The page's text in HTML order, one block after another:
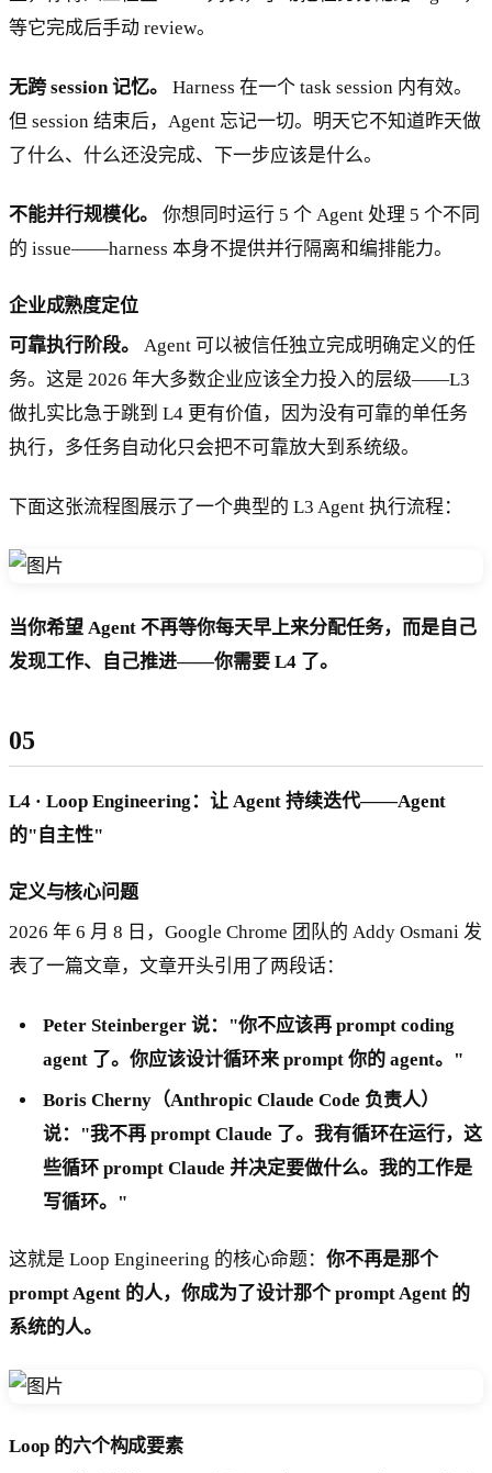
等它完成后手动 review。
无跨 session 记忆。
Harness 在一个 task session 内有效。
但 session 结束后，Agent 忘记一切。明天它不知道昨天做
了什么、什么还没完成、下一步应该是什么。
不能并行规模化。
你想同时运行 5 个 Agent 处理 5 个不同
的 issue——harness 本身不提供并行隔离和编排能力。
企业成熟度定位
可靠执行阶段。
Agent 可以被信任独立完成明确定义的任
务。这是 2026 年大多数企业应该全力投入的层级——L3
做扎实比急于跳到 L4 更有价值，因为没有可靠的单任务
执行，多任务自动化只会把不可靠放大到系统级。
下面这张流程图展示了一个典型的 L3 Agent 执行流程：
当你希望 Agent 不再等你每天早上来分配任务，而是自己
发现工作、自己推进——你需要 L4 了。
05
L4 · Loop Engineering：让 Agent 持续迭代——Agent
的"自主性"
定义与核心问题
2026 年 6 月 8 日，Google Chrome 团队的 Addy Osmani 发
表了一篇文章，文章开头引用了两段话：
Peter Steinberger 说："你不应该再 prompt coding
agent 了。你应该设计循环来 prompt 你的 agent。"
Boris Cherny（Anthropic Claude Code 负责人）
说："我不再 prompt Claude 了。我有循环在运行，这
些循环 prompt Claude 并决定要做什么。我的工作是
写循环。"
这就是 Loop Engineering 的核心命题： 你不再是那个
prompt Agent 的人，你成为了设计那个 prompt Agent 的
系统的人。
Loop 的六个构成要素